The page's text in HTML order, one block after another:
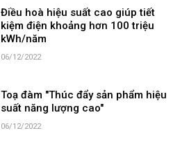
Điều hoà hiệu suất cao giúp tiết
kiệm điện khoảng hơn 100 triệu
kWh/năm
06/12/2022
Toạ đàm "Thúc đẩy sản phẩm hiệu
suất năng lượng cao"
06/12/2022